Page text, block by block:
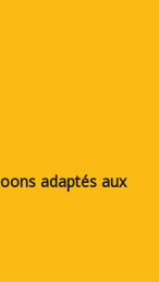
adaptés aux